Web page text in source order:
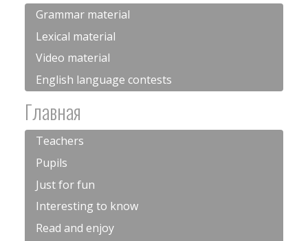
Grammar material
Lexical material
Video material
English language contests
Главная
Teachers
Pupils
Just for fun
Interesting to know
Read and enjoy